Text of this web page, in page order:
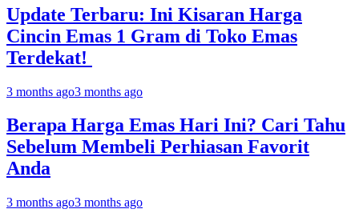
Update Terbaru: Ini Kisaran Harga
Cincin Emas 1 Gram di Toko Emas
Terdekat!
3 months ago3 months ago
Berapa Harga Emas Hari Ini? Cari Tahu
Sebelum Membeli Perhiasan Favorit
Anda
3 months ago3 months ago